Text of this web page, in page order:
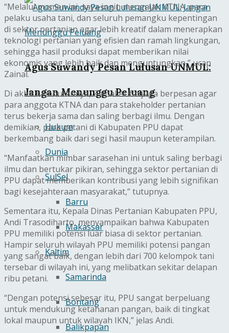
Agus Suwandy Pesan Lulusan UNMUL:
Jangan Menunggu Peluang
Hukum
Dunia
SulSel
Barru
Makassar
Kaltim
Samarinda
Bontang
Balikpapan
“Melalui momen ini, saya ingin mengajak KTNA, para
pelaku usaha tani, dan seluruh pemangku kepentingan
di sektor pertanian agar lebih kreatif dalam menerapkan
teknologi pertanian yang efisien dan ramah lingkungan,
sehingga hasil produksi dapat memberikan nilai
ekonomis yang lebih baik dan menguntungkan,” ucap
Zainal.
Di akhir sambutannya, Zainal Arifin juga berpesan agar
para anggota KTNA dan para stakeholder pertanian
terus bekerja sama dan saling berbagi ilmu. Dengan
demikian, para petani di Kabupaten PPU dapat
berkembang baik dari segi hasil maupun keterampilan.
“Manfaatkan mimbar sarasehan ini untuk saling berbagi
ilmu dan bertukar pikiran, sehingga sektor pertanian di
PPU dapat memberikan kontribusi yang lebih signifikan
bagi kesejahteraan masyarakat,” tutupnya.
Sementara itu, Kepala Dinas Pertanian Kabupaten PPU,
Andi Trasodiharto, menyampaikan bahwa Kabupaten
PPU memiliki potensi luar biasa di sektor pertanian.
Hampir seluruh wilayah PPU memiliki potensi pangan
yang sangat baik, dengan lebih dari 700 kelompok tani
tersebar di wilayah ini, yang melibatkan sekitar delapan
ribu petani.
“Dengan potensi sebesar itu, PPU sangat berpeluang
untuk mendukung ketahanan pangan, baik di tingkat
lokal maupun untuk wilayah IKN,” jelas Andi.